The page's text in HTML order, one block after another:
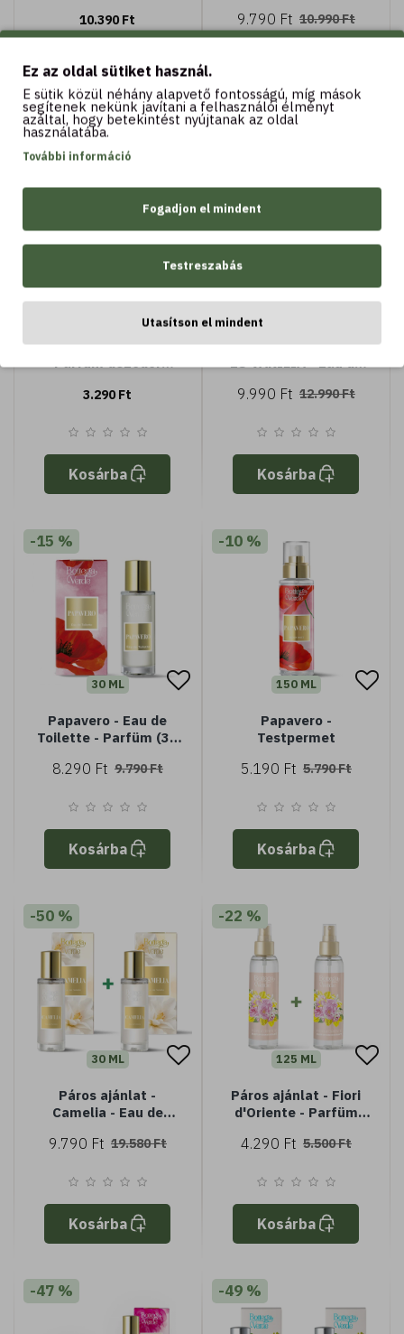
10.390 Ft
Kosárba
9.790 Ft 10.990 Ft
Kosárba
Nero D'Ambra -
kivonatokkal
3.290 Ft
Kosárba
Òria - SÁFRANVIRÁG
9.990 Ft 12.990 Ft
Kosárba
-15 %
30 ML
Papavero - Eau de
Toilette - Parfüm (30
8.290 Ft 9.790 Ft
Kosárba
-10 %
150 ML
Papavero -
Testpermet
5.190 Ft 5.790 Ft
Kosárba
-50 %
30 ML
Páros ajánlat -
Camelia - Eau de
9.790 Ft 19.580 Ft
Kosárba
-22 %
125 ML
Páros ajánlat - Fiori
d'Oriente - Parfüm
ml)
4.290 Ft 5.500 Ft
Kosárba
-47 % -49 %
Ez az oldal sütiket használ.
E sütik közül néhány alapvető fontosságú, míg mások
segítenek nekünk javítani a felhasználói élményt
azáltal, hogy betekintést nyújtanak az oldal
használatába.
További információ
Fogadjon el mindent
Testreszabás
Utasítson el mindent